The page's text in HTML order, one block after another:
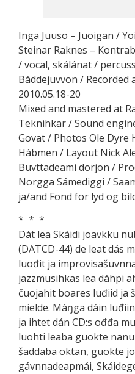
Inga Juuso – Juoigan /
Steinar Raknes –
/ vocal, skálánat /
Báddejuvvon / Recorded
2010.05.18-20
Mixed and mastered at
Teknihkar / Sound
Govat / Photos Ole Dyre
Hábmen / Layout Nick
Buvttadeami dorjon /
Norgga Sámediggi /
ja/and Fond for lyd og
* * *
Dát lea Skáidi joavkku
(DATCD-44) de leat dás
luođit ja
jazzmusihkas lea dáhpi
čuojahit boares luđiid ja
mielde. Máŋga dáin
ja ihtet dán CD:s ođđa
luohti leaba guokte
šaddaba oktan, guokte
gávnnadeapmái,